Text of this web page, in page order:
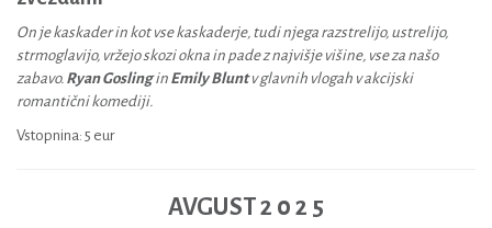
On je kaskader in kot vse kaskaderje, tudi njega razstrelijo, ustrelijo,
strmoglavijo, vržejo skozi okna in pade z najvišje višine, vse za našo
zabavo. Ryan Goslingin Emily Bluntv glavnih vlogah v akcijski
romantični komediji.
Vstopnina: 5 eur
AVGUST 2 0 2 5